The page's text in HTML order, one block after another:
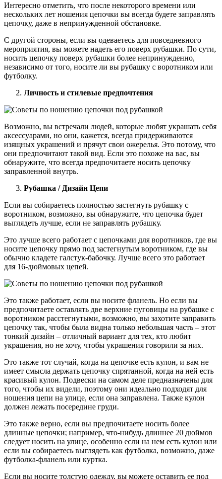
Интересно отметить, что после некоторого времени или
нескольких лет ношения цепочки вы всегда будете заправлять
цепочку, даже в непринужденной обстановке.
С другой стороны, если вы одеваетесь для повседневного
мероприятия, вы можете надеть его поверх рубашки. По сути,
носить цепочку поверх рубашки более непринужденно,
независимо от того, носите ли вы рубашку с воротником или
футболку.
Личность и стилевые предпочтения
Возможно, вы встречали людей, которые любят украшать себя
аксессуарами, но они, кажется, всегда придерживаются
изящных украшений и прячут свои ожерелья. Это потому, что
они предпочитают такой вид. Если это похоже на вас, вы
обнаружите, что всегда предпочитаете носить цепочку
заправленной внутрь.
Рубашка / Дизайн Цепи
Если вы собираетесь полностью застегнуть рубашку с
воротником, возможно, вы обнаружите, что цепочка будет
выглядеть лучше, если не заправлять рубашку.
Это лучше всего работает с цепочками для воротников, где вы
носите цепочку прямо под застегнутым воротником, где вы
обычно кладете галстук-бабочку. Лучше всего это работает
для 16-дюймовых цепей.
Это также работает, если вы носите фланель. Но если вы
предпочитаете оставлять две верхние пуговицы на рубашке с
воротником расстегнутыми, возможно, вы захотите заправить
цепочку так, чтобы была видна только небольшая часть – этот
тонкий дизайн – отличный вариант для тех, кто любит
украшения, но не хочу, чтобы украшения говорили за них.
Это также тот случай, когда на цепочке есть кулон, и вам не
имеет смысла держать цепочку спрятанной, когда на ней есть
красивый кулон. Подвески на самом деле предназначены для
того, чтобы их видели, поэтому они идеально подходят для
ношения цепи на улице, если она заправлена. Также кулон
должен лежать посередине груди.
Это также верно, если вы предпочитаете носить более
длинные цепочки; например, что-нибудь длиннее 20 дюймов
следует носить на улице, особенно если на нем есть кулон или
если вы собираетесь выглядеть как футболка, возможно, даже
футболка-фланель или куртка.
Если вы носите толстую одежду, вы можете оставить ее под